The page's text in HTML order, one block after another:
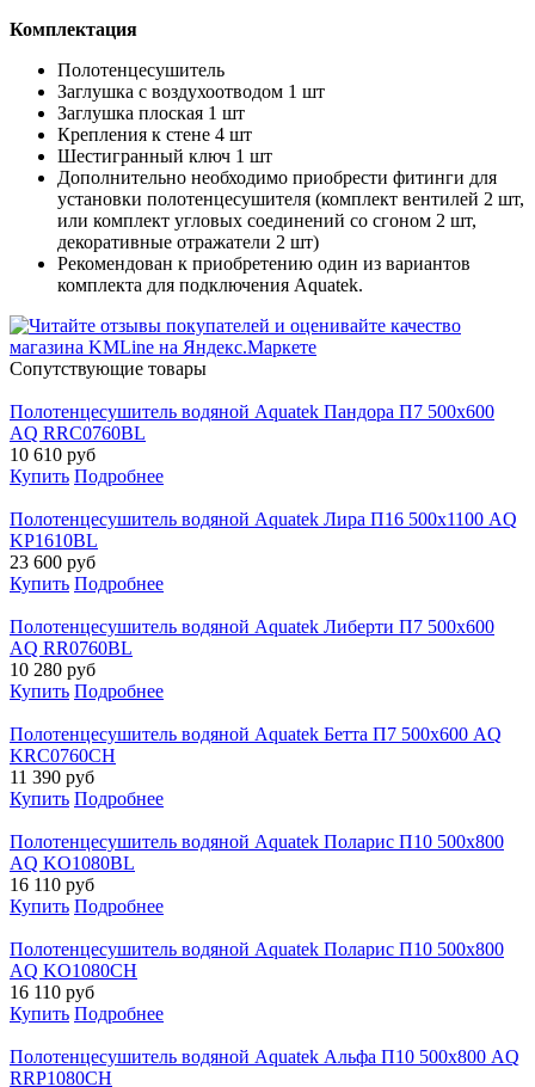
Комплектация
Полотенцесушитель
Заглушка с воздухоотводом 1 шт
Заглушка плоская 1 шт
Крепления к стене 4 шт
Шестигранный ключ 1 шт
Дополнительно необходимо приобрести фитинги для
установки полотенцесушителя (комплект вентилей 2 шт,
или комплект угловых соединений со сгоном 2 шт,
декоративные отражатели 2 шт)
Рекомендован к приобретению один из вариантов
комплекта для подключения Aquatek.
Cопутствующие товары
Полотенцесушитель водяной Aquatek Пандора П7 500х600
AQ RRС0760BL
10 610 руб
Купить Подробнее
Полотенцесушитель водяной Aquatek Лира П16 500х1100 AQ
KP1610BL
23 600 руб
Купить Подробнее
Полотенцесушитель водяной Aquatek Либерти П7 500х600
AQ RR0760BL
10 280 руб
Купить Подробнее
Полотенцесушитель водяной Aquatek Бетта П7 500х600 AQ
KRC0760CH
11 390 руб
Купить Подробнее
Полотенцесушитель водяной Aquatek Поларис П10 500х800
AQ KO1080BL
16 110 руб
Купить Подробнее
Полотенцесушитель водяной Aquatek Поларис П10 500х800
AQ KO1080CH
16 110 руб
Купить Подробнее
Полотенцесушитель водяной Aquatek Альфа П10 500х800 AQ
RRP1080CH